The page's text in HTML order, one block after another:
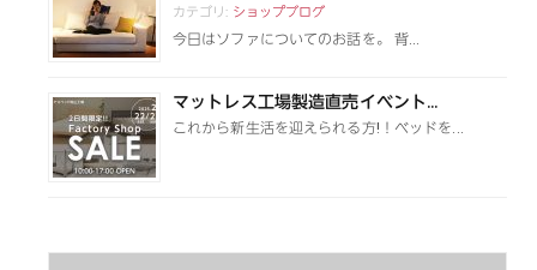
カテゴリ: ショップブログ
今日はソファについてのお話を。 背...
マットレス工場製造直売イベント...
これから新生活を迎えられる方!！ベッドを...